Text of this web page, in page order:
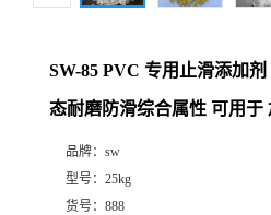
SW-85 PVC 专用止滑添加
态耐磨防滑综合属性 可用于
品牌： sw
型号： 25kg
货号： 888